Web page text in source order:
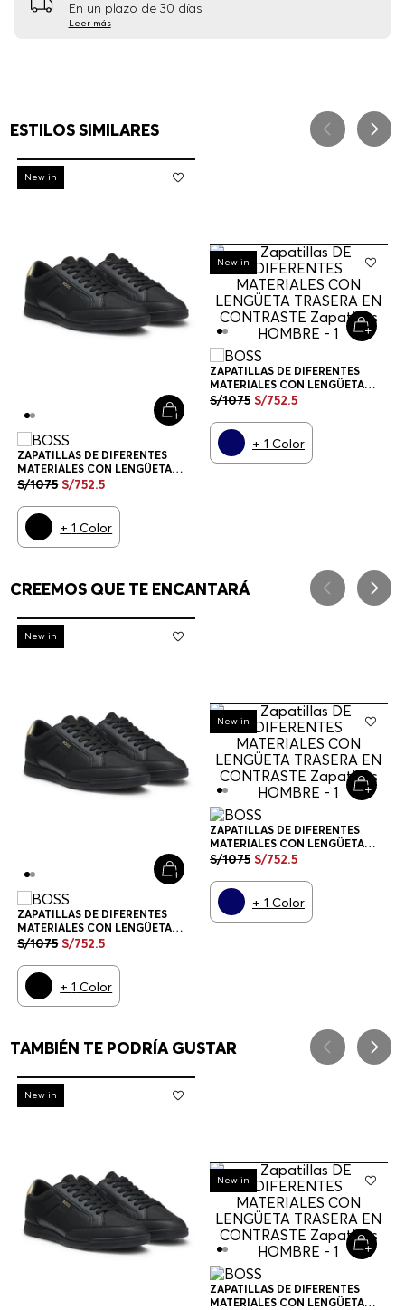
En un plazo de 30 días
Leer más
ESTILOS SIMILARES
-30%
New in
ZAPATILLAS DE DIFERENTES
MATERIALES CON LENGÜETA
TRASERA EN CONTRASTE
S/1075 S/752.5
+1 Color
-30%
New in
ZAPATILLAS DE DIFERENTES
MATERIALES CON LENGÜETA
TRASERA EN CONTRASTE
S/1075 S/752.5
+ 1 Color
CREEMOS QUE TE ENCANTARÁ
-30%
New in
ZAPATILLAS DE DIFERENTES
MATERIALES CON LENGÜETA
TRASERA EN CONTRASTE
S/1075 S/752.5
+1 Color
-30%
New in
ZAPATILLAS DE DIFERENTES
MATERIALES CON LENGÜETA
TRASERA EN CONTRASTE
S/1075 S/752.5
+1 Color
TAMBIÉN TE PODRÍA GUSTAR
-30%
New in
-30%
New in
ZAPATILLAS DE DIFERENTES
MATERIALES CON LENGÜETA